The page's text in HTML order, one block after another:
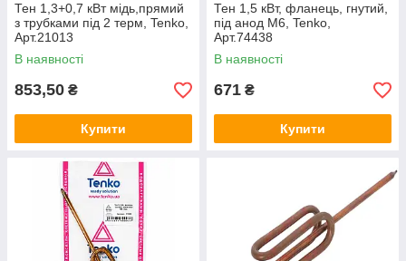
Тен 1,3+0,7 кВт мідь,прямий
з трубками під 2 терм, Tenko,
Арт.21013
В наявності
853,50 ₴
Купити
Тен 1,5 кВт, фланець, гнутий,
під анод М6, Tenko,
Арт.74438
В наявності
671 ₴
Купити